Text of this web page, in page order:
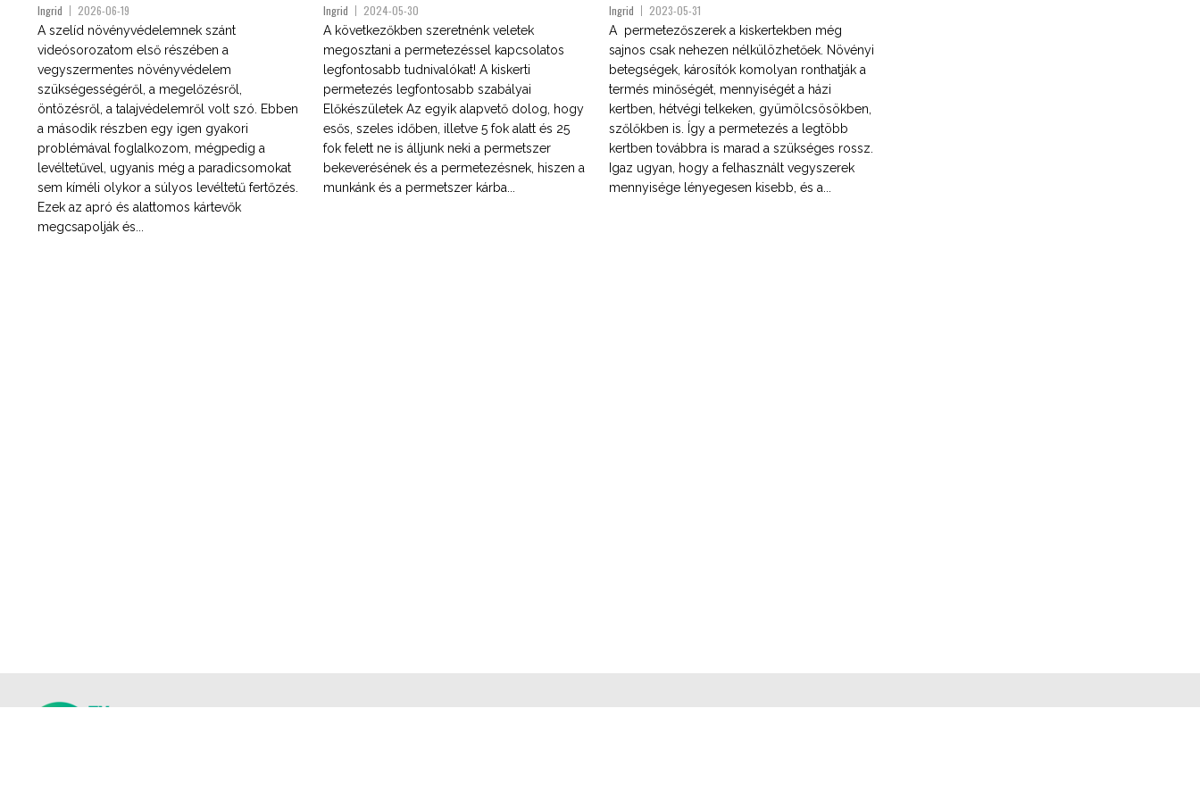
Ingrid 2026-06-19
A szelíd növényvédelemnek szánt
videósorozatom első részében a
vegyszermentes növényvédelem
szükségességéről, a megelőzésről,
öntözésről, a talajvédelemről volt szó. Ebben
a második részben egy igen gyakori
problémával foglalkozom, mégpedig a
levéltetűvel, ugyanis még a paradicsomokat
sem kíméli olykor a súlyos levéltetű fertőzés.
Ezek az apró és alattomos kártevők
megcsapolják és...
Ingrid 2024-05-30
A következőkben szeretnénk veletek
megosztani a permetezéssel kapcsolatos
legfontosabb tudnivalókat! A kiskerti
permetezés legfontosabb szabályai
Előkészületek Az egyik alapvető dolog, hogy
esős, szeles időben, illetve 5 fok alatt és 25
fok felett ne is álljunk neki a permetszer
bekeverésének és a permetezésnek, hiszen a
munkánk és a permetszer kárba...
Ingrid 2023-05-31
A permetezőszerek a kiskertekben még
sajnos csak nehezen nélkülözhetőek. Növényi
betegségek, károsítók komolyan ronthatják a
termés minőségét, mennyiségét a házi
kertben, hétvégi telkeken, gyümölcsösökben,
szőlőkben is. Így a permetezés a legtöbb
kertben továbbra is marad a szükséges rossz.
Igaz ugyan, hogy a felhasznált vegyszerek
mennyisége lényegesen kisebb, és a...